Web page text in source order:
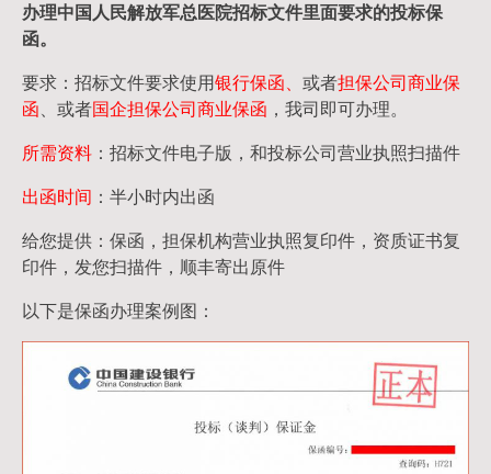
办理中国人民解放军总医院招标文件里面要求的投标保
函。
要求：招标文件要求使用银行保函、 或者担保公司商业保
函 、或者国企担保公司商业保函 ，我司即可办理。
所需资料 ：招标文件电子版，和投标公司营业执照扫描件
出函时间 ：半小时内出函
给您提供：保函，担保机构营业执照复印件，资质证书复
印件，发您扫描件，顺丰寄出原件
以下是保函办理案例图：